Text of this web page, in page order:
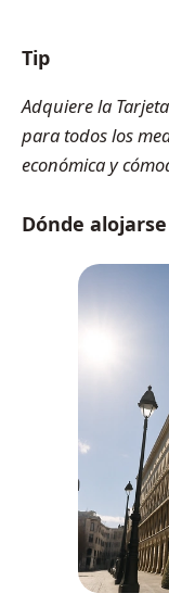
Tip
Adquiere la
para todos los
económica y
Dónde